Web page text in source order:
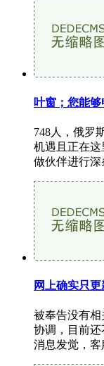
叶窗；您能
748人，俄罗
机遇且正在
做伙伴进行
网上确实只更
被奉告没有
协调，目前
消息发觉，客